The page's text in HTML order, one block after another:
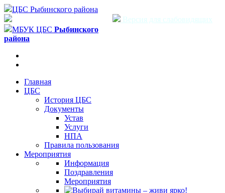
ЦБС Рыбинского района
Версия для слабовидящих
МБУК ЦБС Рыбинского
района
Главная
ЦБС
История ЦБС
Документы
Устав
Услуги
НПА
Правила пользования
Мероприятия
Информация
Поздравления
Мероприятия